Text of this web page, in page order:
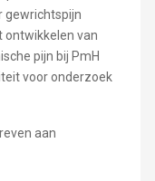
gewrichtspijn
ontwikkelen van
pijn bij PmH
voor onderzoek
aan